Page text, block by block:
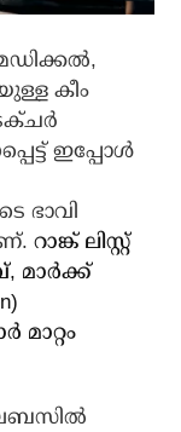
കീം
ഇപ്പോൾ
ഭാവി
റാങ്ക് ലിസ്റ്റ്
മാർക്ക്